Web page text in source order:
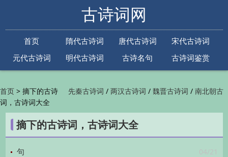
古诗词网
首页 隋代古诗词 唐代古诗词
宋代古诗词
元代古诗词
明代古诗词 古诗名句
古诗词鉴赏
先秦古诗词 /两汉古诗词 /魏晋古诗词 /南北朝古
代古诗词/金朝古诗词/元代古诗词/明代古诗词
/清代古诗词/近现代古诗词
鉴赏/古诗下一句/古诗上一句/
首页 > 摘下的古诗
词，古诗词大全
摘下的古诗词，古诗词大全
04/21
句